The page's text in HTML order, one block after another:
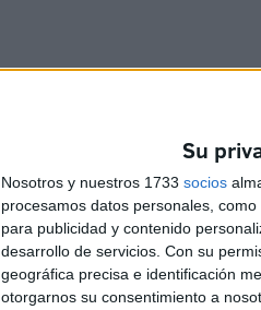
Su
Nosotros y nuestros 1733 socios
procesamos datos personales,
para publicidad y contenido
desarrollo de servicios. Con su
geográfica precisa e identificación
otorgarnos su consentimiento a